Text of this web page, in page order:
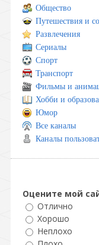
Общество
Путешествия и
Развлечения
Сериалы
Спорт
Транспорт
Фильмы и
Хобби и
Юмор
Все каналы
Каналы
Оцените мой
Отлично
Хорошо
Неплохо